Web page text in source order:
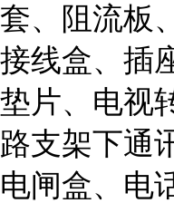
套、阻流板
接线盒、插
垫片、电视
路支架下通
电闸盒、电